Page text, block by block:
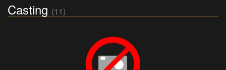
Casting (11)